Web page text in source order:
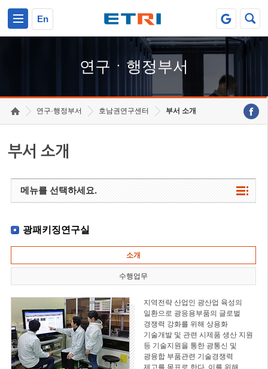
En
연구ㆍ행정부서
연구·행정부서 호남권연구센터 부서 소개
부서 소개
메뉴를 선택하세요.
광패키징연구실
소개
수행업무
지역전략 산업인 광산업 육성의
일환으로 광응용부품의 글로벌
경쟁력 강화를 위해 상용화
기술개발 및 관련 시제품 생산 지원
등 기술지원을 통한 광통신 및
광융합 부품관련 기술경쟁력
제고를 목표로 한다. 이를 위해